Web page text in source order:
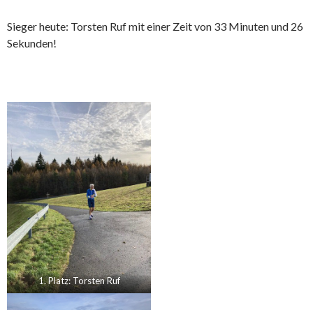
Sieger heute: Torsten Ruf mit einer Zeit von 33 Minuten und 26
Sekunden!
1. Platz: Torsten Ruf